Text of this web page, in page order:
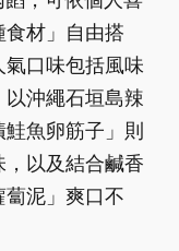
材」自由搭
口味包括風味
沖繩石垣島辣
魚卵筋子」則
以及結合鹹香
泥」爽口不